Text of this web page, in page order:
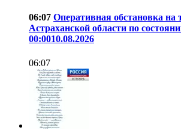
06:07 Оперативная обстановка на
Астраханской области по
00:0010.08.2026
06:07